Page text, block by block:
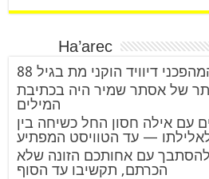
Ha’arec
דיוויד הוקני מת בגיל 88
של אסתר שמיר היה בכתיבת
המילים
עם אילה חסון החל כשיחה בין
— עד הטוויסט המפתיע
עם אחותכם הזונה שלא
הכרתם, תקשיבו עד הסוף